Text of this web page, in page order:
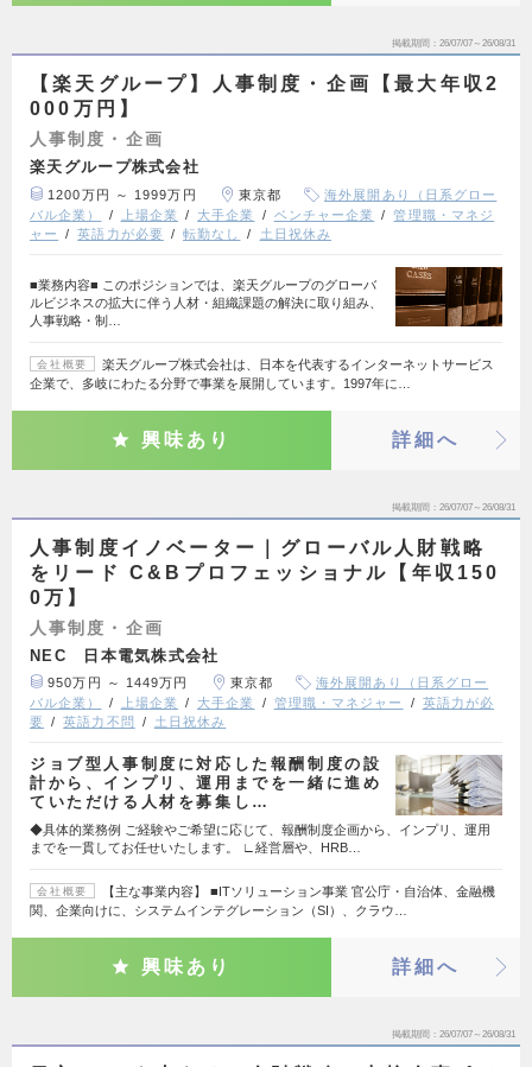
掲載期間 26/07/07～26/08/31
【楽天グループ】人事制度・企画【最大年収2
000万円】
人事制度・企画
楽天グループ株式会社
1200万円 ～ 1999万円 東京都
海外展開あり（日系グロー
バル企業）
上場企業 大手企業 ベンチャー企業
管理職・マネジ
ャー
英語力が必要 転勤なし 土日祝休み
■業務内容■ このポジションでは、楽天グループのグローバ
ルビジネスの拡大に伴う人材・組織課題の解決に取り組み、
人事戦略・制…
会社概要
楽天グループ株式会社は、日本を代表するインターネットサービス
企業で、多岐にわたる分野で事業を展開しています。1997年に…
興味あり 詳細へ
掲載期間 26/07/07～26/08/31
人事制度イノベーター｜グローバル人財戦略
をリード C&Bプロフェッショナル【年収150
0万】
人事制度・企画
NEC 日本電気株式会社
950万円 ～ 1449万円 東京都
海外展開あり（日系グロー
バル企業）
上場企業 大手企業 管理職・マネジャー
英語力が必
要
英語力不問 土日祝休み
ジョブ型人事制度に対応した報酬制度の設
計から、インプリ、運用までを一緒に進め
ていただける人材を募集し…
◆具体的業務例 ご経験やご希望に応じて、報酬制度企画から、インプリ、運用
までを一貫してお任せいたします。 ∟経営層や、HRB…
会社概要
【主な事業内容】 ■ITソリューション事業 官公庁・自治体、金融機
関、企業向けに、システムインテグレーション（SI）、クラウ…
興味あり 詳細へ
掲載期間 26/07/07～26/08/31